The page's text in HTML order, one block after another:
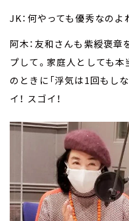
JK：何やっても優秀なのよ
阿木：友和さんも紫綬褒章
プして。家庭人としても
のときに「浮気は1回もし
イ！ スゴイ！